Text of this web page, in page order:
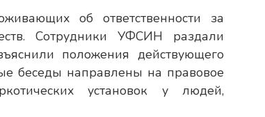
об ответственности за
Сотрудники УФСИН раздали
положения действующего
беседы направлены на правовое
установок у людей,